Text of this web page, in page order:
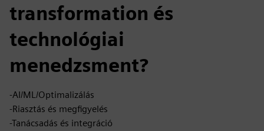
transformation és
technológiai
menedzsment?
-AI/ML/Optimalizálás
-Riasztás és megfigyelés
-Tanácsadás és integráció